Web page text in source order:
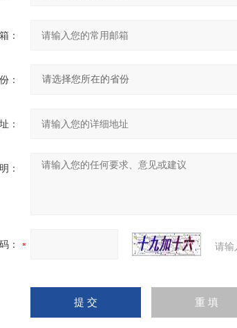
：
：
：
：
： 请输